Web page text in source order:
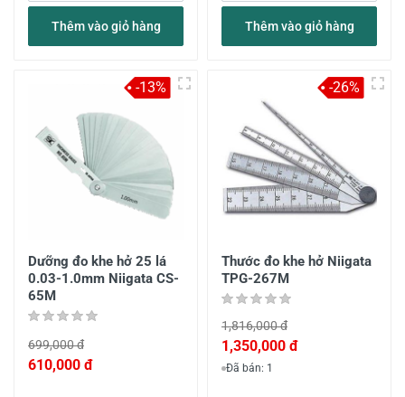
Thêm vào giỏ hàng Thêm vào giỏ hàng
Dưỡng đo khe hở 25 lá
0.03-1.0mm Niigata CS-
65M
699,000 đ
610,000 đ
-13%
Thước đo khe hở Niigata
TPG-267M
1,816,000 đ
1,350,000 đ
Đã bán: 1
-26%